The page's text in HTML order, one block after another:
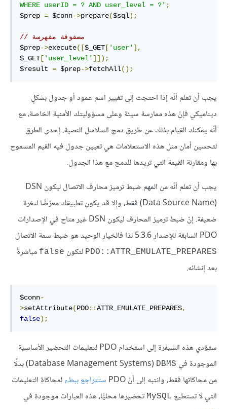
WHERE userID = ? AND user_level = ?' ;
$prep = $conn->prepare($sql);
// مصفوفة مفهرسة
$prep->execute([$_GET [ 'user' ],
$_GET [ 'user_level' ]]);
$result = $prep->fetchAll();
يجب أن تعلم أنّه إذا احتجت إلى تغيير اسم عمود أو جدول بشكلٍ
ديناميكي فإنّ هذه ممارسة سيئة وعلى مسؤوليتك الأمنية الخاصة، مع
أنّه يمكنك القيام بذلك عن طريق دمج السلاسل النصية. إحدى الطرق
لتحسين أمان مثل هذه الاستعلامات هي تعيين جدول فيه القيم المسموح
بها ومقارنة القيمة التي تريدها للدمج مع هذا الجدول.
يجب أن تعلم أنّه من المهم ضبط ترميز محارف الاتصال ليكون DSN
(‏Data Source Name) فقط، وإلا قد يكون تطبيقك معرّضًا لثغرة
ضعيفة. إنّ ضبط ترميز المحارف ليكون DSN غير متاح في الإصدارات
PDO السابقة للإصدار 5.3.6 لذا فالخيار الوحيد هو ضبط سمة الاتصال
PDO::ATTR_EMULATE_PREPARES لتكون false مباشرةً
بعد إنشائه.
$conn-
>setAttribute(PDO::ATTR_EMULATE_PREPARES,
false);
ستؤدي هذه الشيفرة إلى استخدام PDO لتعليمات التحضير الأساسية
الموجودة في DBMS
(‏Database Management Systems) بدلًا
من محاكاتها فقط، وانتبه إلى أنّ PDO
ستتراجع ببطءلمحاكاة التعليمات
التي لا تستطيع MySQL تحضيرها محليًّا، هذه العبارات موجودة في